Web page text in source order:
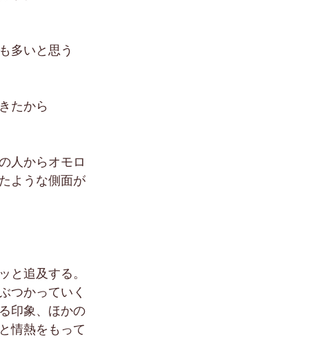
多いと思う
たから
人からオモロ
ような側面が
と追及する。
つかっていく
印象、ほかの
情熱をもって